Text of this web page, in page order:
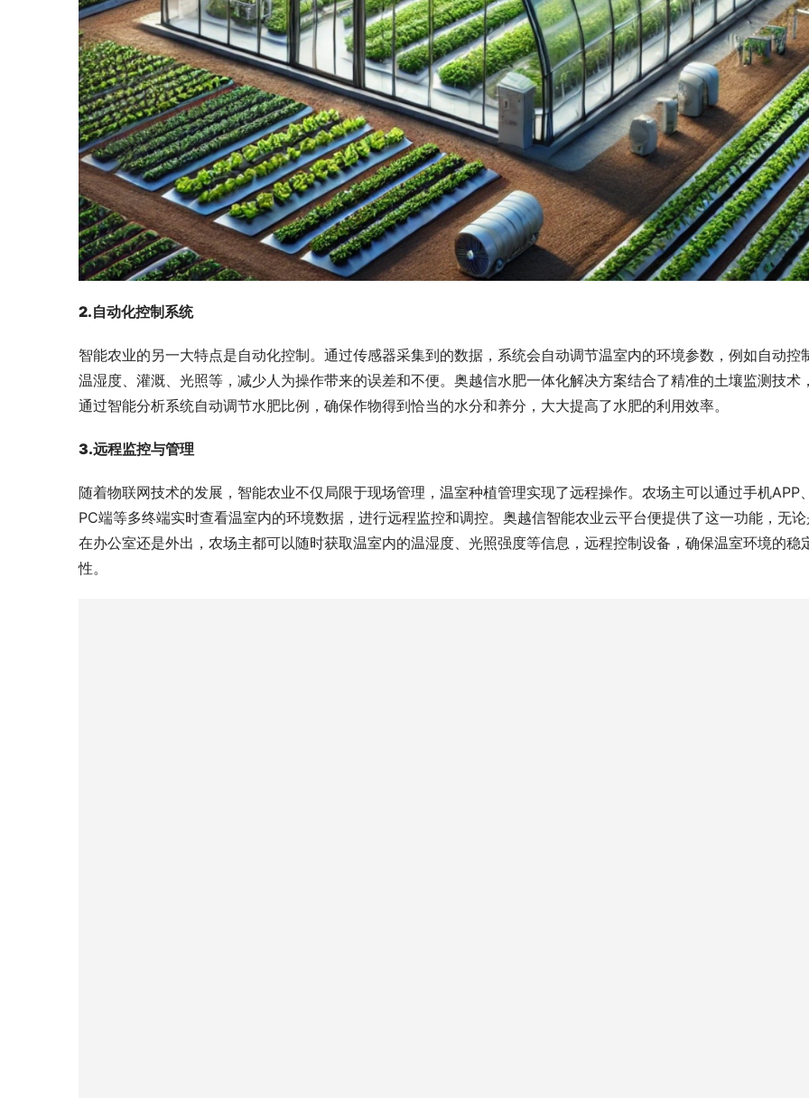
2.自动化控制系统
智能农业的另一大特点是自动化控制。通过传感器采集到的数据，系统会自动调节温室内的环境参数，例如自动控
温湿度、灌溉、光照等，减少人为操作带来的误差和不便。奥越信水肥一体化解决方案结合了精准的土壤监测技术
通过智能分析系统自动调节水肥比例，确保作物得到恰当的水分和养分，大大提高了水肥的利用效率。
3.远程监控与管理
随着物联网技术的发展，智能农业不仅局限于现场管理，温室种植管理实现了远程操作。农场主可以通过手机APP
PC端等多终端实时查看温室内的环境数据，进行远程监控和调控。奥越信智能农业云平台便提供了这一功能，无
在办公室还是外出，农场主都可以随时获取温室内的温湿度、光照强度等信息，远程控制设备，确保温室环境的稳
性。